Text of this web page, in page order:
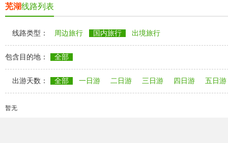
芜湖线路列表
线路类型： 周边旅行 国内旅行 出境旅行
包含目的地： 全部
出游天数： 全部 一日游 二日游 三日游 四日游 五日游
暂无